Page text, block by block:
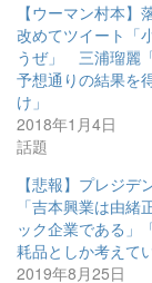
【ウーマン村本】
改めてツイート「
うぜ」 三浦瑠麗「
予想通りの結果を
け」
2018年1月4日
話題
【悲報】プレジデ
「吉本興業は由緒
ック企業である」
耗品としか考えて
2019年8月25日